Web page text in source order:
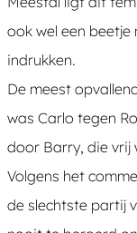
ook wel een
indrukken.
De meest
was Carlo tegen
door Barry, die vrij
Volgens het
de slechtste partij